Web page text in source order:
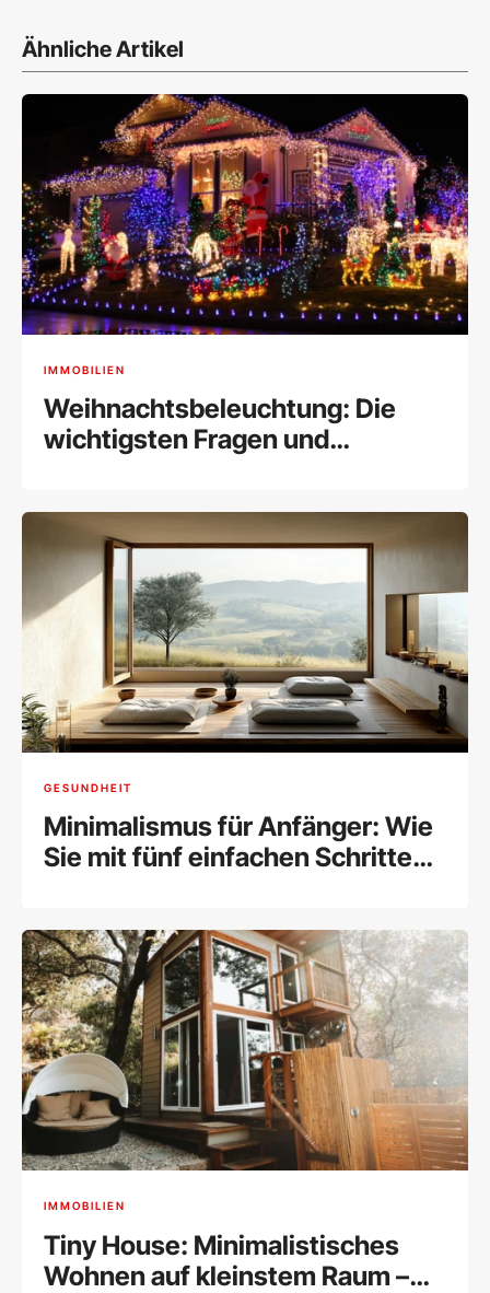
Ähnliche Artikel
IMMOBILIEN
Weihnachtsbeleuchtung: Die
wichtigsten Fragen und
GESUNDHEIT
Minimalismus für Anfänger: Wie
Sie mit fünf einfachen Schritten
IMMOBILIEN
Tiny House: Minimalistisches
Wohnen auf kleinstem Raum –